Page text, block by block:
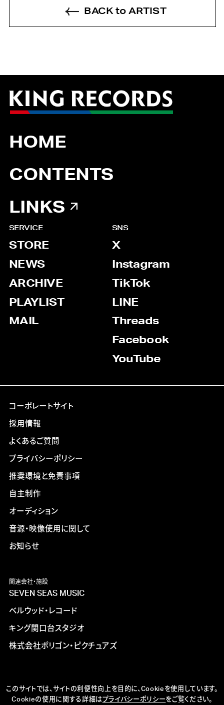
BACK to ARTIST
HOME
CONTENTS
LINKS
SERVICE
STORE
NEWS
ARCHIVE
PLAYLIST
MAIL
SNS
X
Instagram
TikTok
LINE
Threads
Facebook
YouTube
コーポレートサイト
採用情報
よくあるご質問
プライバシーポリシー
推奨環境と免責事項
自主制作
オーディション
音源・映像使用に関して
お知らせ
関連会社・施設
SEVEN SEAS MUSIC
ベルウッド・レコード
キング関口台スタジオ
株式会社ポリゴン・ピクチュアズ
このサイトでは、サイトの利便性向上を目的に、Cookieを使用しています。
Cookieの使用に関する詳細はプライバシーポリシーをご覧ください。